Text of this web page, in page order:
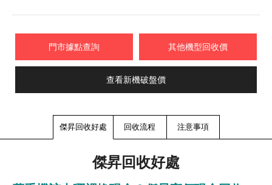
門市據點查詢 其他機型回收價
查看新機破盤價
傑昇回收好處 回收流程 注意事項
傑昇回收好處